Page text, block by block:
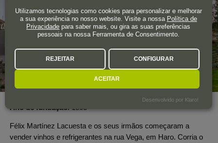
Ano de fundação 1895
Félix Martínez Lacuesta e os seus irmãos começaram a
vender vinhos e refrigerantes na rua Vega, em Haro. Corria o
Utilizamos tecnologias como cookies para personalizar e melhorar
a sua experiência no nosso website. Visite a nossa Política de
Privacidade para saber mais, ou gira as suas preferências
pessoais na nossa Ferramenta de Consentimento.
REJEITAR CONFIGURAR
ACEITAR
Desenvolvido por Klaro!